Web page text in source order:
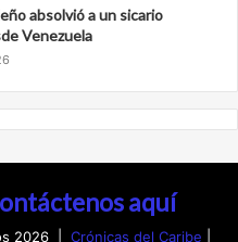
absolvió a un sicario
Venezuela
aquí
2026 | Crónicas del Caribe